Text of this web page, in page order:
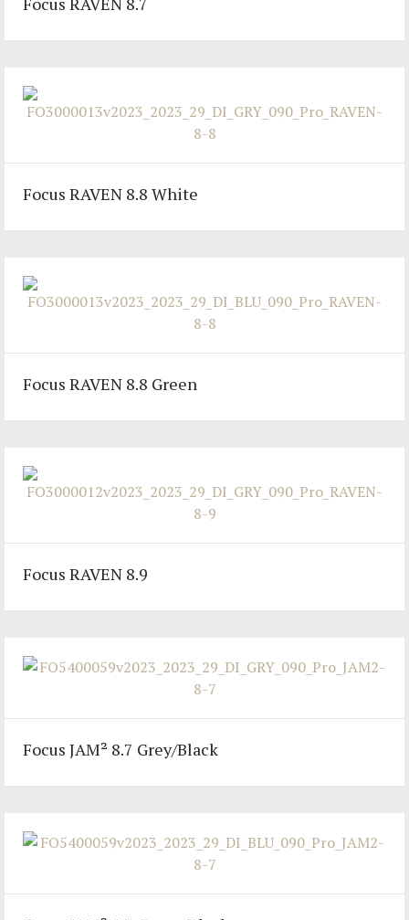
Focus RAVEN 8.8 White
Focus RAVEN 8.8 Green
Focus RAVEN 8.9
Focus JAM² 8.7 Grey/Black